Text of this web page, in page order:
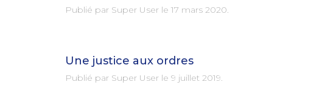
Publié par Super User le 17 mars 2020.
Une justice aux ordres
Publié par Super User le 9 juillet 2019.